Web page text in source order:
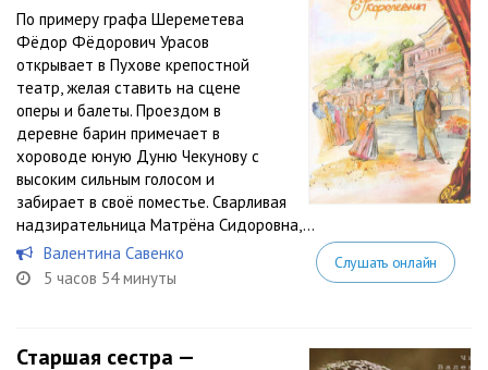
По примеру графа Шереметева
Фёдор Фёдорович Урасов
открывает в Пухове крепостной
театр, желая ставить на сцене
оперы и балеты. Проездом в
деревне барин примечает в
хороводе юную Дуню Чекунову с
высоким сильным голосом и
забирает в своё поместье. Сварливая
надзирательница Матрёна Сидоровна,...
Валентина Савенко
5 часов 54 минуты
Слушать онлайн
Старшая сестра —